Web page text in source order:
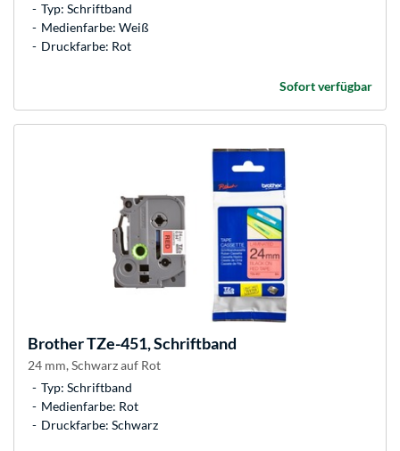
Typ: Schriftband
Medienfarbe: Weiß
Druckfarbe: Rot
Sofort verfügbar
BrotherTZe-451, Schriftband
24 mm, Schwarz auf Rot
Typ: Schriftband
Medienfarbe: Rot
Druckfarbe: Schwarz